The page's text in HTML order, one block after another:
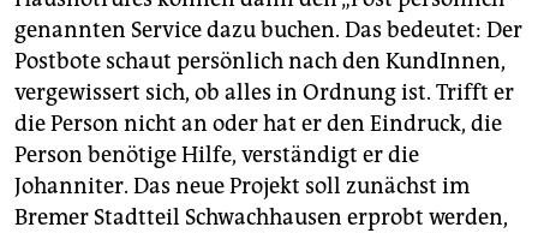
genannten Service dazu buchen. Das bedeutet: Der
Postbote schaut persönlich nach den KundInnen,
vergewissert sich, ob alles in Ordnung ist. Trifft er
die Person nicht an oder hat er den Eindruck, die
Person benötige Hilfe, verständigt er die
Johanniter. Das neue Projekt soll zunächst im
Bremer Stadtteil Schwachhausen erprobt werden,